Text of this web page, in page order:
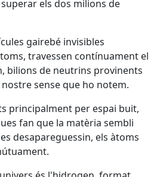
els dos milions de
gairebé invisibles
travessen contínuament el
bilions de neutrins provinents
sense que ho notem.
principalment per espai buit,
fan que la matèria sembli
desapareguessin, els àtoms